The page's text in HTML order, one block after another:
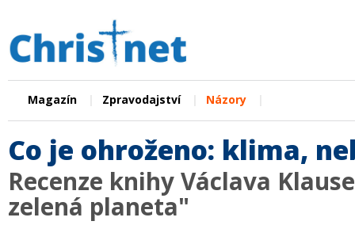
Magazín Zpravodajství Názory
Co je ohroženo: klima,
Recenze knihy Václava
zelená planeta"